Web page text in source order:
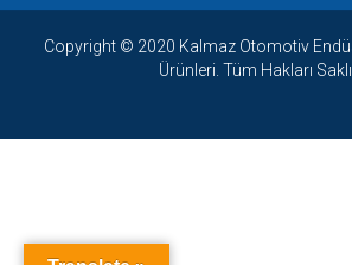
Copyright © 2020 Kalmaz Otomotiv
Ürünleri. Tüm Hakları